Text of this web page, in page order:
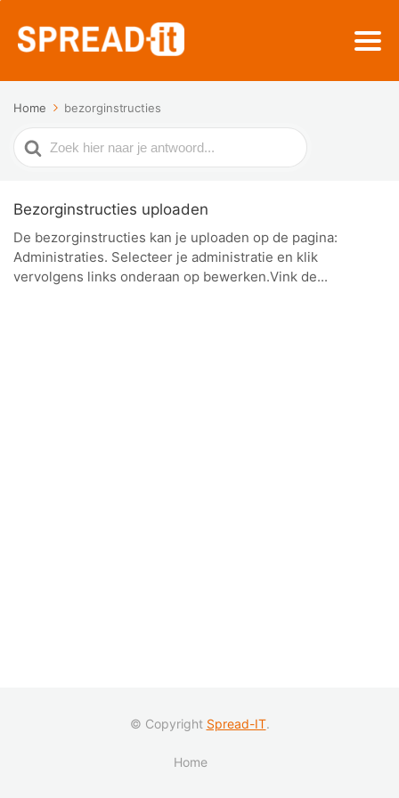
Home bezorginstructies
Zoek
naar
Bezorginstructies uploaden
De bezorginstructies kan je uploaden op de pagina:
Administraties. Selecteer je administratie en klik
vervolgens links onderaan op bewerken.Vink de...
© Copyright Spread-IT.
Home